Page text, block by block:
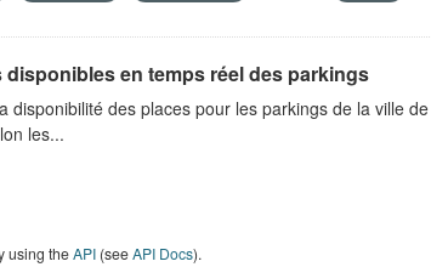
en temps réel des parkings
disponibilité des places pour les parkings de la ville
les...
using theAPI(seeAPI Docs).